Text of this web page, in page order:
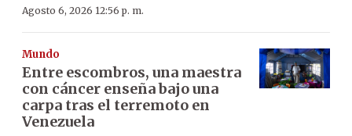
Agosto 6, 2026 12:56 p. m.
Mundo
Entre escombros, una maestra
con cáncer enseña bajo una
carpa tras el terremoto en
Venezuela